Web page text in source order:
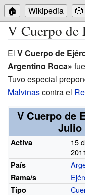
🏠 Wikipedia 🎲
V Cuerpo de
El V Cuerpo de
Argentino Roca»
Tuvo especial
Malvinascontra el
V Cuerpo de
Julio
Activa
15
2011
País
Rama/s
Tipo